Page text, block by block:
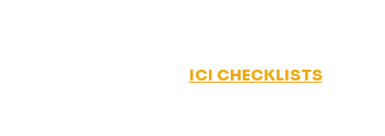
ICI CHECKLISTS